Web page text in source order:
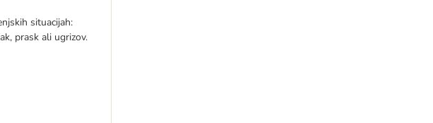
situacijah:
prask ali ugrizov.